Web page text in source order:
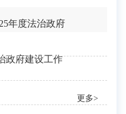
年度法治政府
政府建设工作
更多>